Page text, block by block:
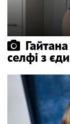
селфі з